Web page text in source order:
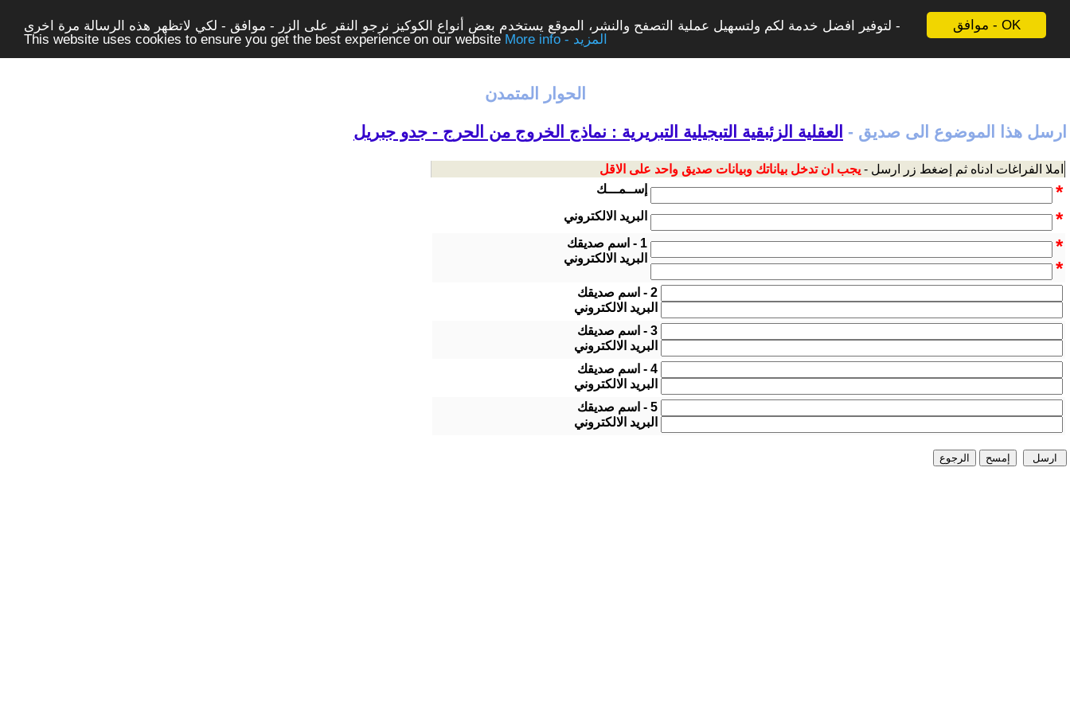
موافق - OK
لتوفير افضل خدمة لكم ولتسهيل عملية التصفح والنشر، الموقع يستخدم بعض أنواع الكوكيز نرجو النقر على الزر - موافق - لكي لاتظهر هذه الرسالة مرة اخرى -
This website uses cookies to ensure you get the best experience on our website
More info - المزيد
الحوار المتمدن
ارسل هذا الموضوع الى صديق - العقلية الزئبقية التبجيلية التبريرية : نماذج الخروج من الحرج - جدو جبريل
املا الفراغات ادناه ثم إضغط زر ارسل - يجب ان تدخل بياناتك وبيانات صديق واحد على الاقل
* إســمـــك
* البريد الالكتروني
*
*
1 - اسم صديقك
البريد الالكتروني
2 - اسم صديقك
البريد الالكتروني
3 - اسم صديقك
البريد الالكتروني
4 - اسم صديقك
البريد الالكتروني
5 - اسم صديقك
البريد الالكتروني